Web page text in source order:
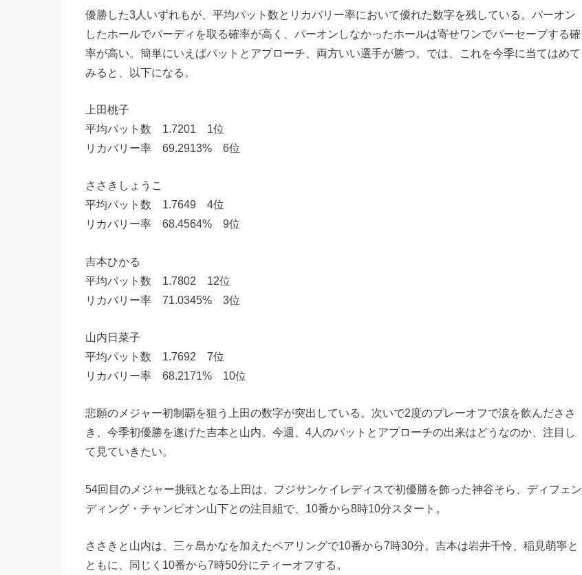
優勝した3人いずれもが、平均パット数とリカバリー率において優れた数字を残している。パーオン
したホールでバーディを取る確率が高く、パーオンしなかったホールは寄せワンでパーセーブする確
率が高い。簡単にいえばパットとアプローチ、両方いい選手が勝つ。では、これを今季に当てはめて
みると、以下になる。
上田桃子
平均パット数 1.7201 1位
リカバリー率 69.2913% 6位
ささきしょうこ
平均パット数 1.7649 4位
リカバリー率 68.4564% 9位
吉本ひかる
平均パット数 1.7802 12位
リカバリー率 71.0345% 3位
山内日菜子
平均パット数 1.7692 7位
リカバリー率 68.2171% 10位
悲願のメジャー初制覇を狙う上田の数字が突出している。次いで2度のプレーオフで涙を飲んだささ
き、今季初優勝を遂げた吉本と山内。今週、4人のパットとアプローチの出来はどうなのか、注目し
て見ていきたい。
54回目のメジャー挑戦となる上田は、フジサンケイレディスで初優勝を飾った神谷そら、ディフェン
ディング・チャンピオン山下との注目組で、10番から8時10分スタート。
ささきと山内は、三ヶ島かなを加えたペアリングで10番から7時30分。吉本は岩井千怜、稲見萌寧と
ともに、同じく10番から7時50分にティーオフする。